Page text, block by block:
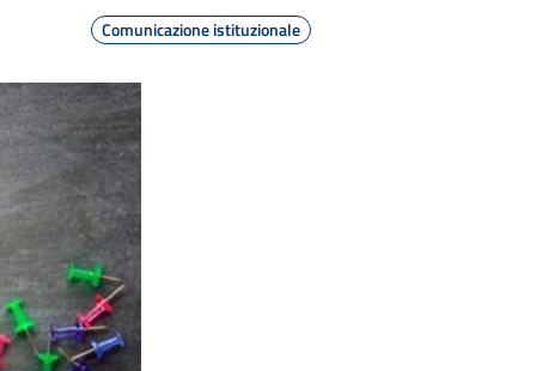
Comunicazione istituzionale